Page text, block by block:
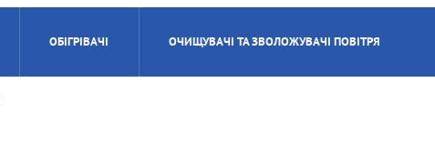
ОБІГРІВАЧІ ОЧИЩУВАЧІ ТА ЗВОЛОЖУВАЧІ ПОВІТРЯ